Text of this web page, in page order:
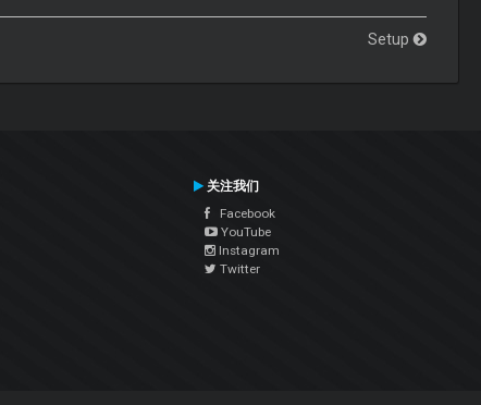
Setup
关注我们
Facebook
YouTube
Instagram
Twitter